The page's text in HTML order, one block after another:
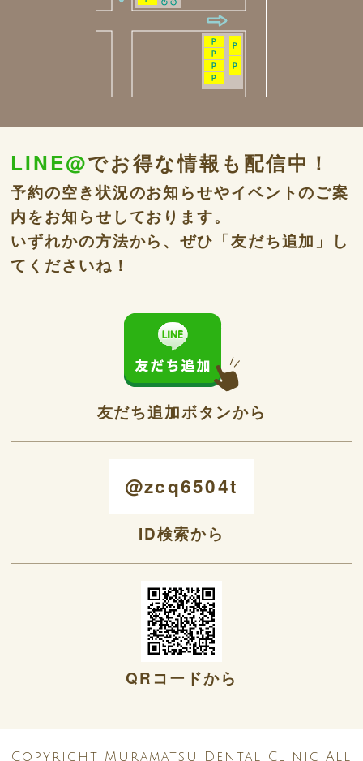
LINE@でお得な情報も配信中！
予約の空き状況のお知らせやイベントのご案
内をお知らせしております。
いずれかの方法から、ぜひ「友だち追加」し
てくださいね！
友だち追加ボタンから
@zcq6504t
ID検索から
QRコードから
Copyright Muramatsu Dental Clinic All